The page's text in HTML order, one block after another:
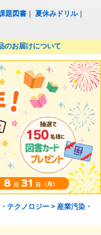
題図書 ｜夏休みドリル｜
のお届けについて
テクノロジー> 産業汚染・